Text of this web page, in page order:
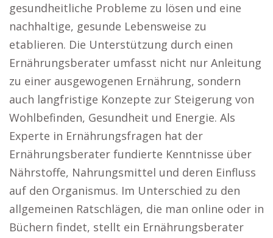
gesundheitliche Probleme zu lösen und eine
nachhaltige, gesunde Lebensweise zu
etablieren. Die Unterstützung durch einen
Ernährungsberater umfasst nicht nur Anleitung
zu einer ausgewogenen Ernährung, sondern
auch langfristige Konzepte zur Steigerung von
Wohlbefinden, Gesundheit und Energie. Als
Experte in Ernährungsfragen hat der
Ernährungsberater fundierte Kenntnisse über
Nährstoffe, Nahrungsmittel und deren Einfluss
auf den Organismus. Im Unterschied zu den
allgemeinen Ratschlägen, die man online oder in
Büchern findet, stellt ein Ernährungsberater